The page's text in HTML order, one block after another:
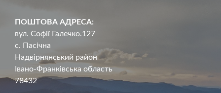
ПОШТОВА АДРЕСА:
вул. Софії Галечко.127
с. Пасічна
Надвірнянський район
Івано-Франківська область
78432